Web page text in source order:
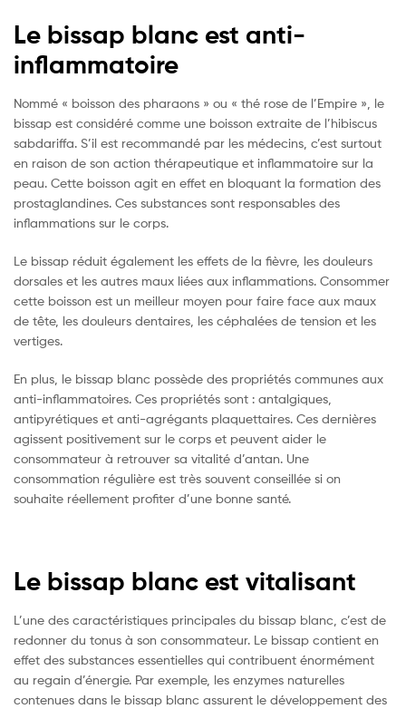
Le bissap blanc est anti-
inflammatoire
Nommé « boisson des pharaons » ou « thé rose de l’Empire », le
bissap est considéré comme une boisson extraite de l’hibiscus
sabdariffa. S’il est recommandé par les médecins, c’est surtout
en raison de son action thérapeutique et inflammatoire sur la
peau. Cette boisson agit en effet en bloquant la formation des
prostaglandines. Ces substances sont responsables des
inflammations sur le corps.
Le bissap réduit également les effets de la fièvre, les douleurs
dorsales et les autres maux liées aux inflammations. Consommer
cette boisson est un meilleur moyen pour faire face aux maux
de tête, les douleurs dentaires, les céphalées de tension et les
vertiges.
En plus, le bissap blanc possède des propriétés communes aux
anti-inflammatoires. Ces propriétés sont : antalgiques,
antipyrétiques et anti-agrégants plaquettaires. Ces dernières
agissent positivement sur le corps et peuvent aider le
consommateur à retrouver sa vitalité d’antan. Une
consommation régulière est très souvent conseillée si on
souhaite réellement profiter d’une bonne santé.
Le bissap blanc est vitalisant
L’une des caractéristiques principales du bissap blanc, c’est de
redonner du tonus à son consommateur. Le bissap contient en
effet des substances essentielles qui contribuent énormément
au regain d’énergie. Par exemple, les enzymes naturelles
contenues dans le bissap blanc assurent le développement des